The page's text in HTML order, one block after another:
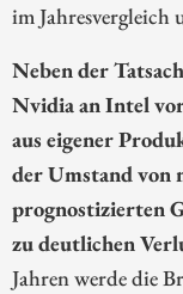
im Jahresvergleich
Neben der
Nvidia an Intel
aus eigener
der Umstand von
prognostizierten
zu deutlichen
Jahren werde die